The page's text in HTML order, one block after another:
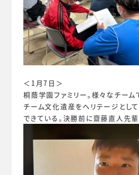
＜1月7日＞
桐蔭学園ファミリー。様々なチーム
チーム文化遺産をヘリテージとし
できている。決勝前に齋藤直人先輩